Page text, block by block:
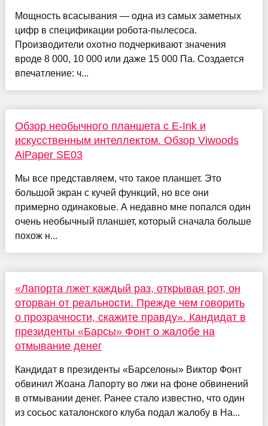
Мощность всасывания — одна из самых заметных
цифр в спецификации робота-пылесоса.
Производители охотно подчеркивают значения
вроде 8 000, 10 000 или даже 15 000 Па. Создается
впечатление: ч...
Обзор необычного планшета с E-Ink и
искусственным интеллектом. Обзор Viwoods
AiPaper SE03
Мы все представляем, что такое планшет. Это
большой экран с кучей функций, но все они
примерно одинаковые. А недавно мне попался один
очень необычный планшет, который сначала больше
похож н...
«Лапорта лжет каждый раз, открывая рот, он
оторван от реальности. Прежде чем говорить
о прозрачности, скажите правду». Кандидат в
президенты «Барсы» Фонт о жалобе на
отмывание денег
Кандидат в президенты «Барселоны» Виктор Фонт
обвинил Жоана Лапорту во лжи на фоне обвинений
в отмывании денег. Ранее стало известно, что один
из сосьос каталонского клуба подал жалобу в На...